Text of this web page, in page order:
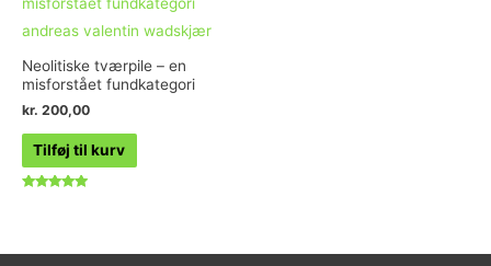
Neolitiske tværpile – en
misforstået fundkategori
kr. 200,00
Tilføj til kurv